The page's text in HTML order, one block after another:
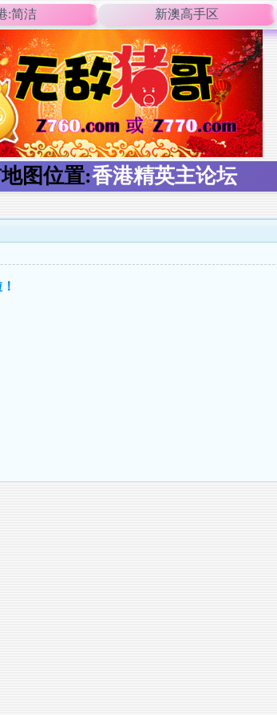
:简洁 新澳高手区
图位置:香港精英主论坛